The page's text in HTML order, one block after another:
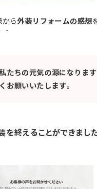
から外装リフォームの感想
たちの元気の源になります
お願いいたします。
を終えることができまし